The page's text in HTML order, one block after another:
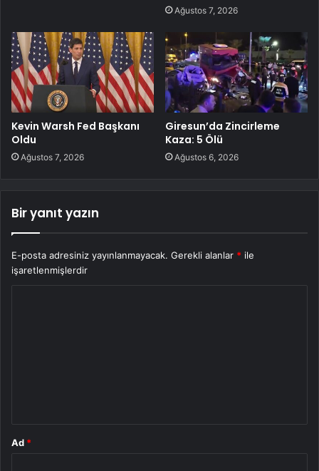
Ağustos 7, 2026
Kevin Warsh Fed Başkanı
Oldu
Ağustos 7, 2026
Giresun’da Zincirleme
Kaza: 5 Ölü
Ağustos 6, 2026
Bir yanıt yazın
E-posta adresiniz yayınlanmayacak. Gerekli alanlar * ile
işaretlenmişlerdir
Ad *